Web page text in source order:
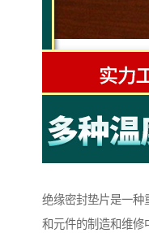
绝缘密封垫片是一种
和元件的制造和维修